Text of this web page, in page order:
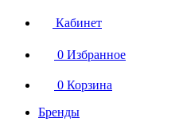
Кабинет
0 Избранное
0 Корзина
Бренды